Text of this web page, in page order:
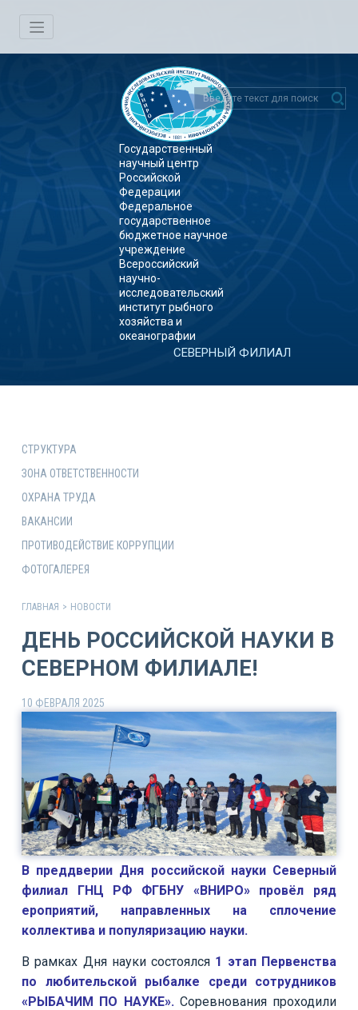
Государственный
научный центр
Российской
Федерации
Федеральное
государственное
бюджетное научное
учреждение
Всероссийский
научно-
исследовательский
институт рыбного
хозяйства и
океанографии
СЕВЕРНЫЙ ФИЛИАЛ
СТРУКТУРА
ЗОНА ОТВЕТСТВЕННОСТИ
ОХРАНА ТРУДА
ВАКАНСИИ
ПРОТИВОДЕЙСТВИЕ КОРРУПЦИИ
ФОТОГАЛЕРЕЯ
ГЛАВНАЯ > НОВОСТИ
ДЕНЬ РОССИЙСКОЙ НАУКИ В
СЕВЕРНОМ ФИЛИАЛЕ!
10 ФЕВРАЛЯ 2025
В преддверии Дня российской науки Северный
филиал ГНЦ РФ ФГБНУ «ВНИРО» провёл ряд
ероприятий, направленных на сплочение
коллектива и популяризацию науки.
В рамках Дня науки состоялся 1 этап Первенства
по любительской рыбалке среди сотрудников
«РЫБАЧИМ ПО НАУКЕ». Соревнования проходили